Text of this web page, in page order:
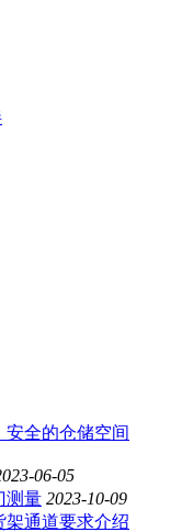
全的仓储空间
06-05
测量 2023-10-09
架通道要求介绍